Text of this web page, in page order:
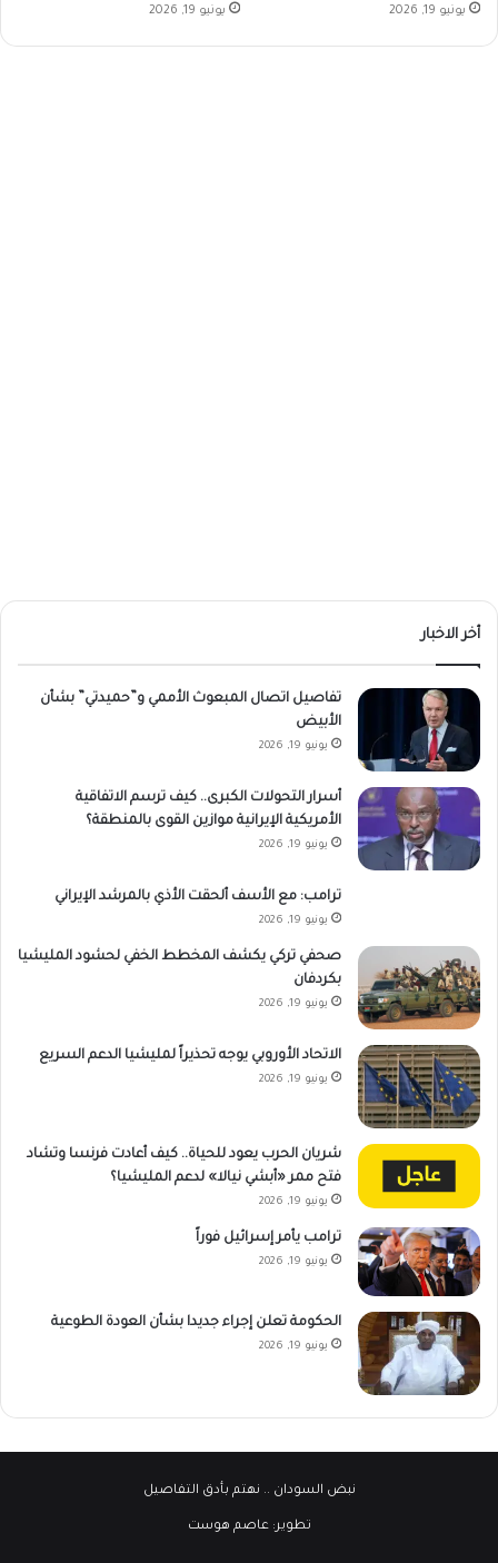
يونيو 19, 2026 يونيو 19, 2026
أخر الاخبار
تفاصيل اتصال المبعوث الأممي و”حميدتي” بشأن
الأبيض
يونيو 19, 2026
أسرار التحولات الكبرى.. كيف ترسم الاتفاقية
الأمريكية الإيرانية موازين القوى بالمنطقة؟
يونيو 19, 2026
ترامب: مع الأسف ألحقت الأذي بالمرشد الإيراني
يونيو 19, 2026
صحفي تركي يكشف المخطط الخفي لحشود المليشيا
بكردفان
يونيو 19, 2026
الاتحاد الأوروبي يوجه تحذيراً لمليشيا الدعم السريع
يونيو 19, 2026
شريان الحرب يعود للحياة.. كيف أعادت فرنسا وتشاد
فتح ممر «أبشي نيالا» لدعم المليشيا؟
يونيو 19, 2026
ترامب يأمر إسرائيل فوراً
يونيو 19, 2026
الحكومة تعلن إجراء جديدا بشأن العودة الطوعية
يونيو 19, 2026
نبض السودان .. نهتم بأدق التفاصيل
تطوير:عاصم هوست